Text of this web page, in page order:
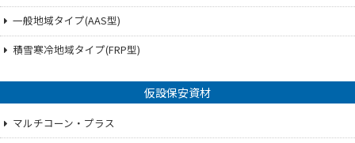
一般地域タイプ(AAS型)
積雪寒冷地域タイプ(FRP型)
仮設保安資材
マルチコーン・プラス